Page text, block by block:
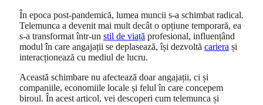
În epoca post‑pandemică, lumea muncii s-a schimbat radical.
Telemunca a devenit mai mult decât o opțiune temporară, ea
s-a transformat într-un stil de viață profesional, influențând
modul în care angajații se deplasează, își dezvoltă cariera și
interacționează cu mediul de lucru.
Această schimbare nu afectează doar angajații, ci și
companiile, economiile locale și felul în care concepem
biroul. În acest articol, vei descoperi cum telemunca și